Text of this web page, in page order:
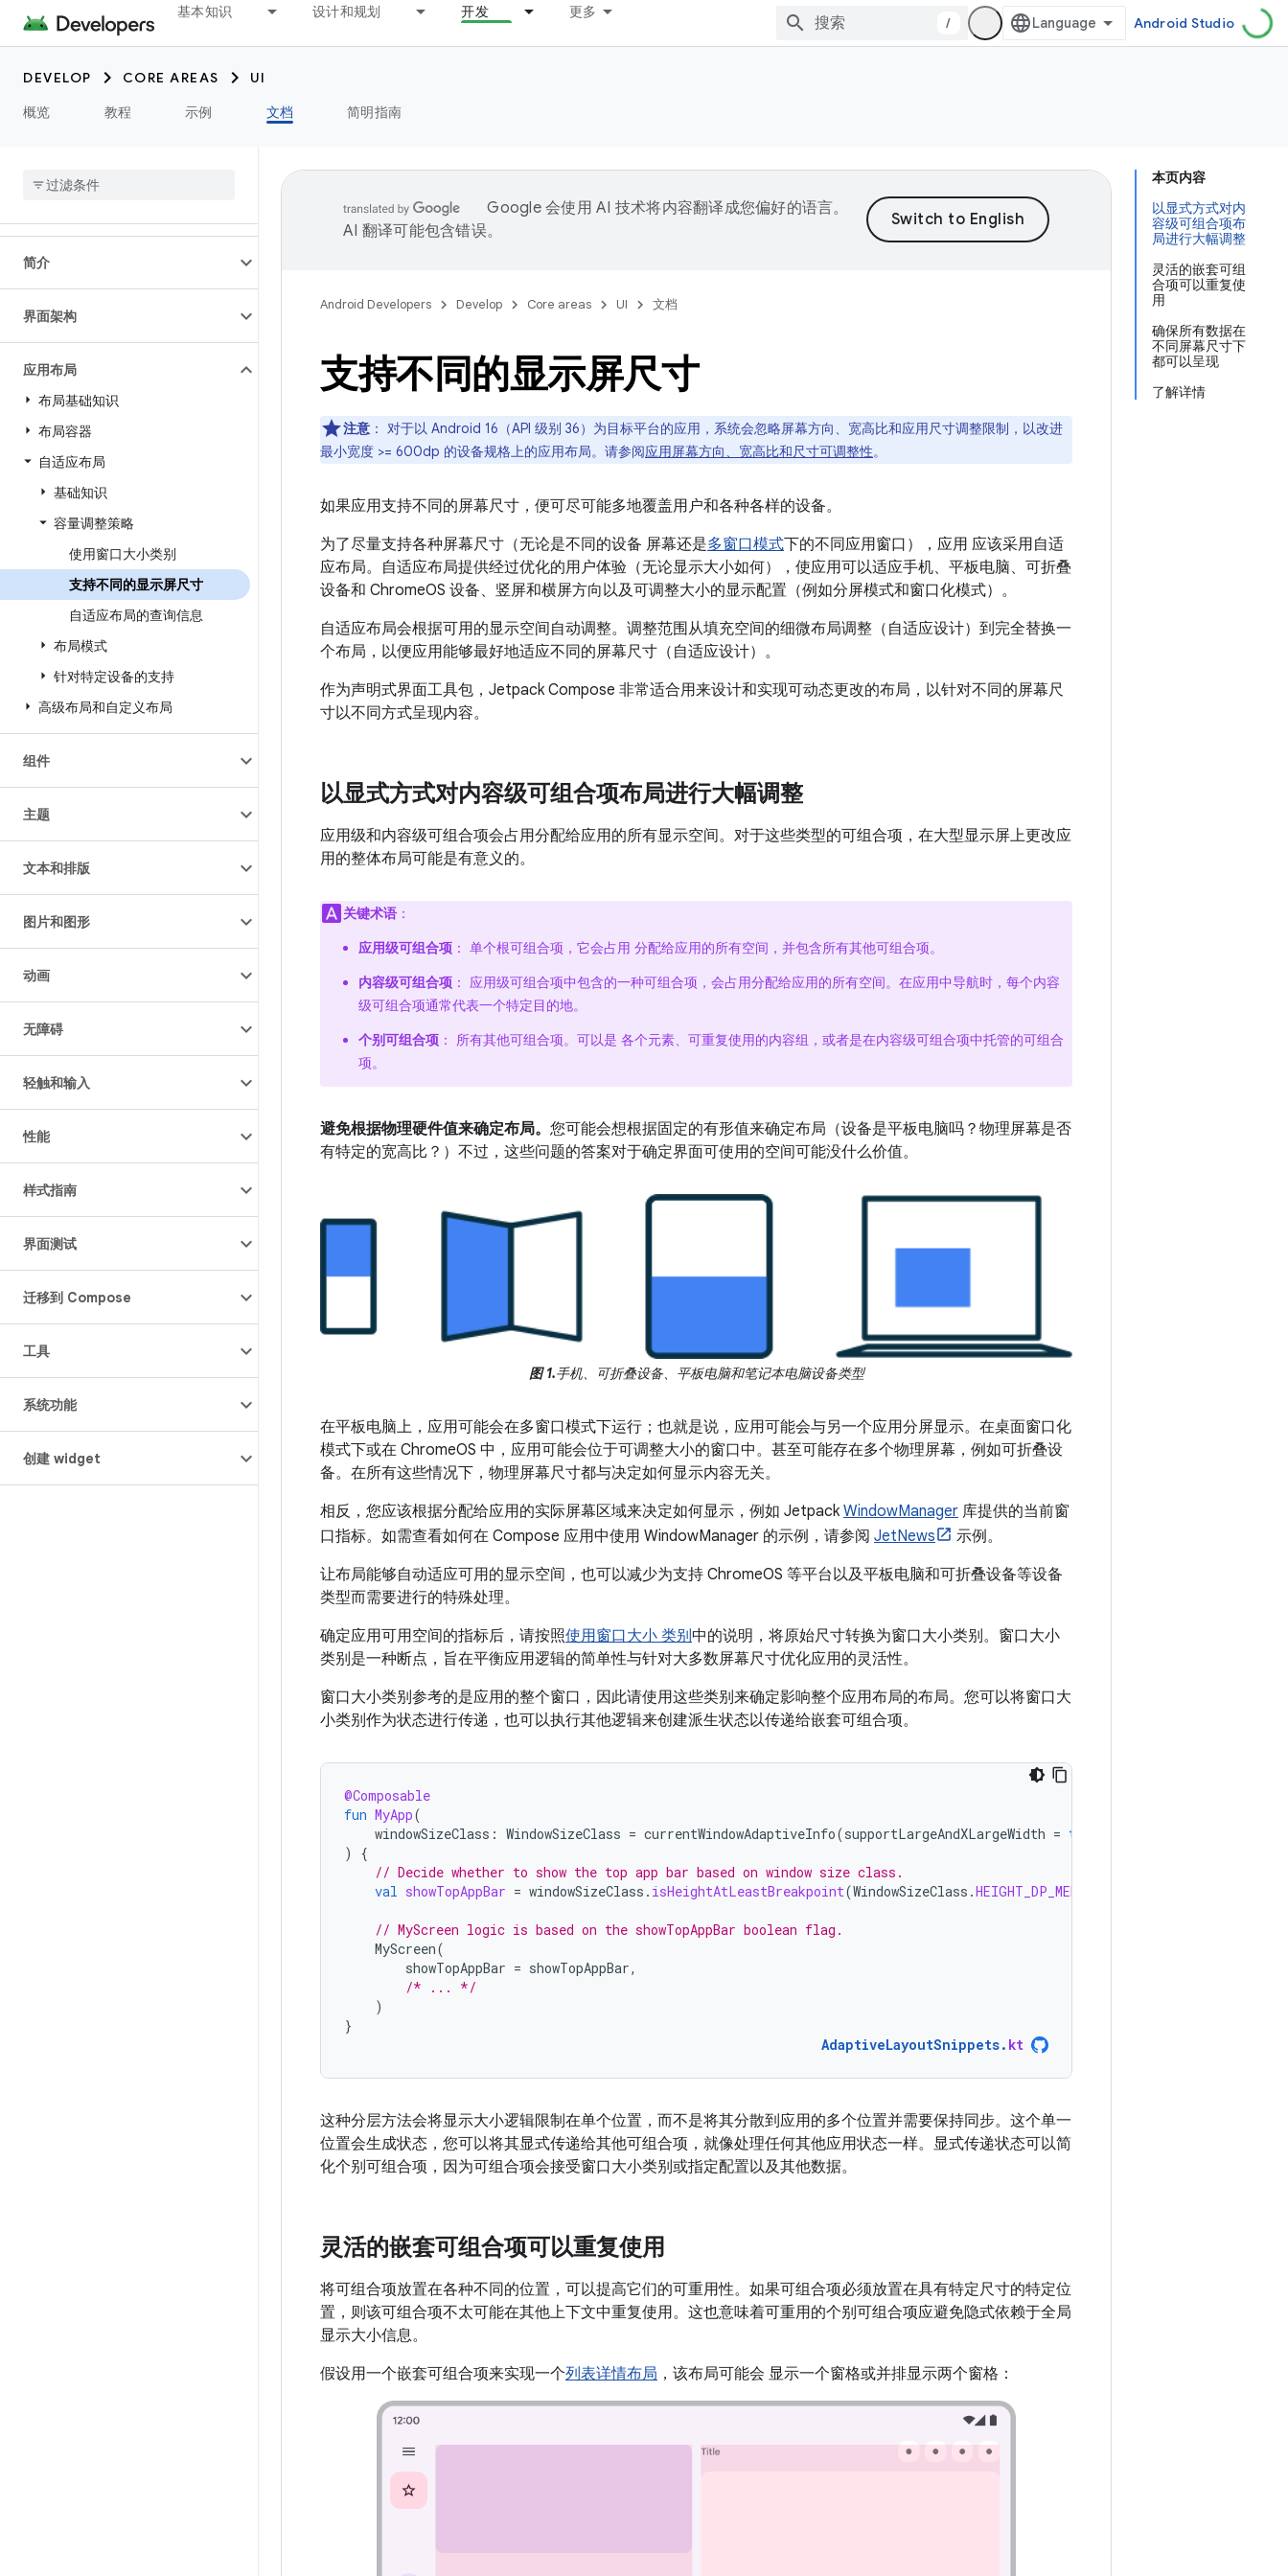
基本知识 设计和规划 开发 更多
/ Android Studio
DEVELOP CORE AREAS
UI
概览
教程 示例 文档 简明指南
简介
界面架构
应用布局
布局基础知识
布局容器
自适应布局
基础知识
容量调整策略
使用窗口大小类别
支持不同的显示屏尺寸
自适应布局的查询信息
布局模式
针对特定设备的支持
高级布局和自定义布局
组件
主题
文本和排版
图片和图形
动画
无障碍
轻触和输入
性能
样式指南
界面测试
迁移到 Compose
工具
系统功能
创建 widget
本页内容
以显式方式对内
容级可组合项布
局进行大幅调整
灵活的嵌套可组
合项可以重复使
用
确保所有数据在
不同屏幕尺寸下
都可以呈现
了解详情
Google 会使用 AI 技术将内容翻译成您偏好的语言。
AI 翻译可能包含错误。
Android Developers Develop Core areas UI 文档
支持不同的显示屏尺寸
注意 ： 对于以 Android 16（API 级别 36）为目标平台的应用，系统会忽略屏幕方向、宽高比和应用尺寸调整限制，以改进
最小宽度 >= 600dp 的设备规格上的应用布局。请参阅应用屏幕方向、宽高比和尺寸可调整性。
如果应用支持不同的屏幕尺寸，便可尽可能多地覆盖用户和各种各样的设备。
为了尽量支持各种屏幕尺寸（无论是不同的设备 屏幕还是多窗口模式下的不同应用窗口），应用 应该采用自适
应布局。自适应布局提供经过优化的用户体验（无论显示大小如何），使应用可以适应手机、平板电脑、可折叠
设备和 ChromeOS 设备、竖屏和横屏方向以及可调整大小的显示配置（例如分屏模式和窗口化模式）。
自适应布局会根据可用的显示空间自动调整。调整范围从填充空间的细微布局调整（自适应设计）到完全替换一
个布局，以便应用能够最好地适应不同的屏幕尺寸（自适应设计）。
作为声明式界面工具包，Jetpack Compose 非常适合用来设计和实现可动态更改的布局，以针对不同的屏幕尺
寸以不同方式呈现内容。
以显式方式对内容级可组合项布局进行大幅调整
应用级和内容级可组合项会占用分配给应用的所有显示空间。对于这些类型的可组合项，在大型显示屏上更改应
用的整体布局可能是有意义的。
关键术语 ：
应用级可组合项 ： 单个根可组合项，它会占用 分配给应用的所有空间，并包含所有其他可组合项。
内容级可组合项 ： 应用级可组合项中包含的一种可组合项，会占用分配给应用的所有空间。在应用中导航时，每个内容
级可组合项通常代表一个特定目的地。
个别可组合项 ： 所有其他可组合项。可以是 各个元素、可重复使用的内容组，或者是在内容级可组合项中托管的可组合
项。
避免根据物理硬件值来确定布局。 您可能会想根据固定的有形值来确定布局（设备是平板电脑吗？物理屏幕是否
有特定的宽高比？）不过，这些问题的答案对于确定界面可使用的空间可能没什么价值。
图 1.手机、可折叠设备、平板电脑和笔记本电脑设备类型
在平板电脑上，应用可能会在多窗口模式下运行；也就是说，应用可能会与另一个应用分屏显示。在桌面窗口化
模式下或在 ChromeOS 中，应用可能会位于可调整大小的窗口中。甚至可能存在多个物理屏幕，例如可折叠设
备。在所有这些情况下，物理屏幕尺寸都与决定如何显示内容无关。
相反，您应该根据分配给应用的实际屏幕区域来决定如何显示，例如 Jetpack WindowManager 库提供的当前窗
口指标。如需查看如何在 Compose 应用中使用 WindowManager 的示例，请参阅 JetNews
示例。
让布局能够自动适应可用的显示空间，也可以减少为支持 ChromeOS 等平台以及平板电脑和可折叠设备等设备
类型而需要进行的特殊处理。
确定应用可用空间的指标后，请按照使用窗口大小 类别中的说明，将原始尺寸转换为窗口大小类别。窗口大小
类别是一种断点，旨在平衡应用逻辑的简单性与针对大多数屏幕尺寸优化应用的灵活性。
窗口大小类别参考的是应用的整个窗口，因此请使用这些类别来确定影响整个应用布局的布局。您可以将窗口大
小类别作为状态进行传递，也可以执行其他逻辑来创建派生状态以传递给嵌套可组合项。
@Composable
fun MyApp(
windowSizeClass : WindowSizeClass = currentWindowAdaptiveInfo(supportLargeAndXLargeWidth = true
)
{
// Decide whether to show the top app bar based on window size class.
val showTopAppBar = windowSizeClass . isHeightAtLeastBreakpoint(WindowSizeClass .HEIGHT_DP_MEDIUM_LOWER_BOUND
// MyScreen logic is based on the showTopAppBar boolean flag.
MyScreen(
showTopAppBar = showTopAppBar,
/* ... */
)
}
AdaptiveLayoutSnippets. kt
这种分层方法会将显示大小逻辑限制在单个位置，而不是将其分散到应用的多个位置并需要保持同步。这个单一
位置会生成状态，您可以将其显式传递给其他可组合项，就像处理任何其他应用状态一样。显式传递状态可以简
化个别可组合项，因为可组合项会接受窗口大小类别或指定配置以及其他数据。
灵活的嵌套可组合项可以重复使用
将可组合项放置在各种不同的位置，可以提高它们的可重用性。如果可组合项必须放置在具有特定尺寸的特定位
置，则该可组合项不太可能在其他上下文中重复使用。这也意味着可重用的个别可组合项应避免隐式依赖于全局
显示大小信息。
假设用一个嵌套可组合项来实现一个列表详情布局 ，该布局可能会 显示一个窗格或并排显示两个窗格：